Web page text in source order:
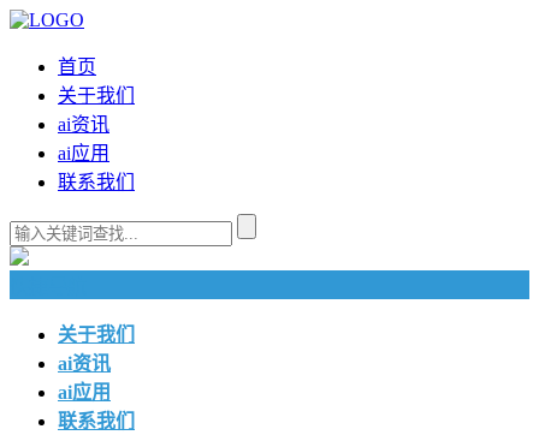
首页
关于我们
ai资讯
ai应用
联系我们
关于我们
ai资讯
ai应用
联系我们